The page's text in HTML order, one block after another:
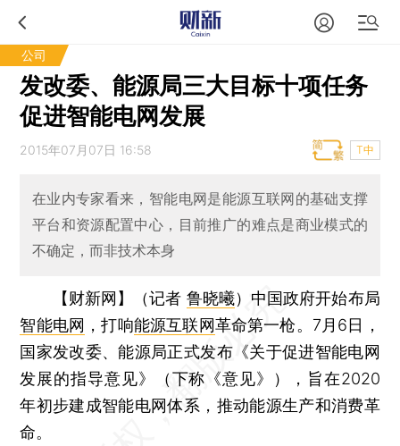
公司
发改委、能源局三大目标十项任务
促进智能电网发展
2015年07月07日 16:58 T中
在业内专家看来，智能电网是能源互联网的基础支撑
平台和资源配置中心，目前推广的难点是商业模式的
不确定，而非技术本身
【财新网】（记者 鲁晓曦） 中国政府开始布局
智能电网 ，打响能源互联网革命第一枪。7月6日，
国家发改委、能源局正式发布《关于促进智能电网
发展的指导意见》（下称《意见》），旨在2020
年初步建成智能电网体系，推动能源生产和消费革
命。